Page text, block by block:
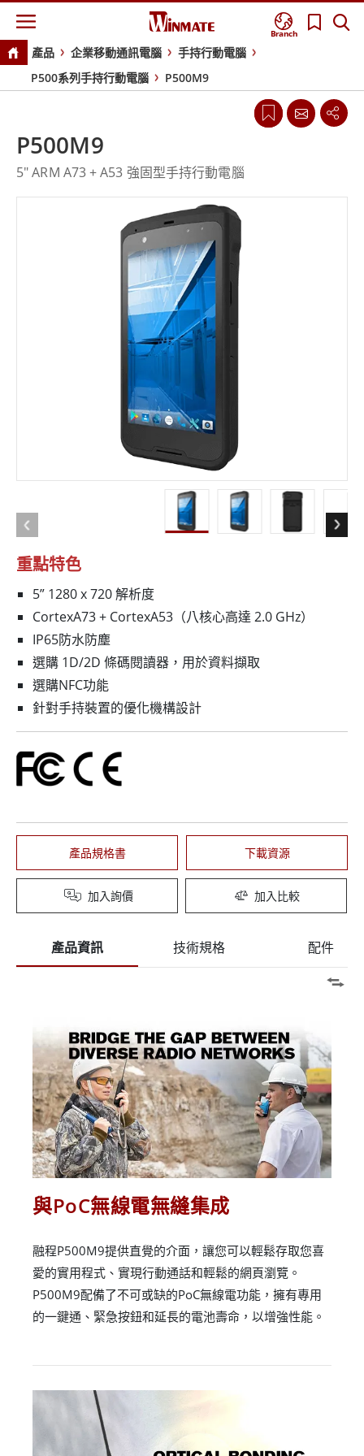
Branch
產品 企業移動通訊電腦
手持行動電腦
P500系列手持行動電腦
P500M9
重點特色
5” 1280 x 720 解析度
CortexA73 + CortexA53（八核心高達 2.0 GHz）
IP65防水防塵
選購 1D/2D 條碼閱讀器，用於資料擷取
選購NFC功能
針對手持裝置的優化機構設計
產品規格書 下載資源
加入詢價 加入比較
P500M9
5" ARM A73 + A53 強固型手持行動電腦
產品資訊 技術規格 配件
與PoC無線電無縫集成
融程P500M9提供直覺的介面，讓您可以輕鬆存取您喜
愛的實用程式、實現行動通話和輕鬆的網頁瀏覽。
P500M9配備了不可或缺的PoC無線電功能，擁有專用
的一鍵通、緊急按鈕和延長的電池壽命，以增強性能。